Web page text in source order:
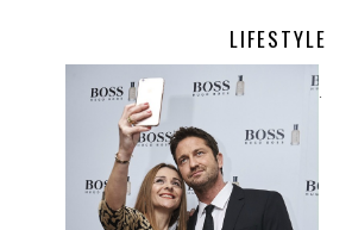
LIFESTYLE
.